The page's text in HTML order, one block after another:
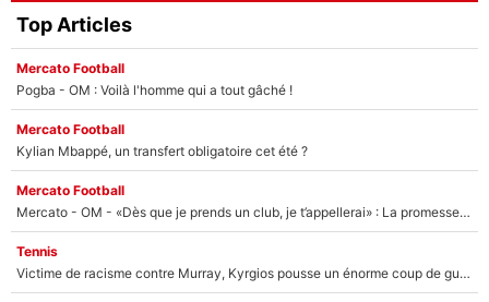
Top Articles
Mercato Football
Pogba - OM : Voilà l'homme qui a tout gâché !
Mercato Football
Kylian Mbappé, un transfert obligatoire cet été ?
Mercato Football
Mercato - OM - «Dès que je prends un club, je t’appellerai» : La promesse de Marcelino au moment de claquer la porte
Tennis
Victime de racisme contre Murray, Kyrgios pousse un énorme coup de gueule !